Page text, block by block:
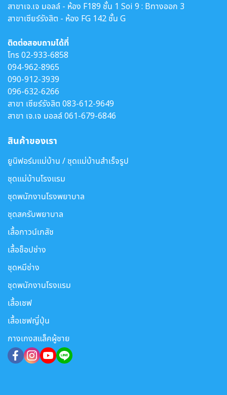
สาขาเจ.เจ มอลล์ - ห้อง F189 ชั้น 1 Soi 9 : Bทางออก 3
สาขาเซียร์รังสิต - ห้อง FG 142 ชั้น G
ติดต่อสอบถามได้ที่
โทร02-933-6858
094-962-8965
090-912-3939
096-632-6266
สาขา เซียร์รังสิต 083-612-9649
สาขา เจ.เจ มอลล์061-679-6846
สินค้าของเรา
ยูนิฟอร์มแม่บ้าน / ชุดแม่บ้านสำเร็จรูป
ชุดแม่บ้านโรงแรม
ชุดพนักงานโรงพยาบาล
ชุดสครับพยาบาล
เสื้อกาวน์เภสัช
เสื้อช็อปช่าง
ชุดหมีช่าง
ชุดพนักงานโรงแรม
เสื้อเชฟ
เสื้อเชฟญี่ปุ่น
กางเกงสแล็คผู้ชาย